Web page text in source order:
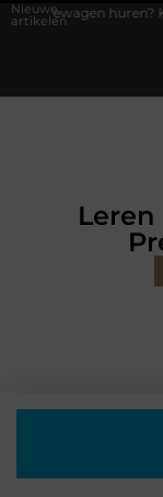
Nieuwe
artikelen
Kies de juiste